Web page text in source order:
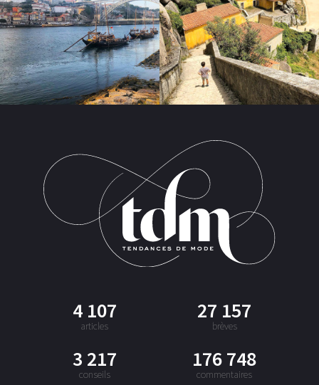
4 107
articles
27 157
brèves
3 217
conseils
176 748
commentaires